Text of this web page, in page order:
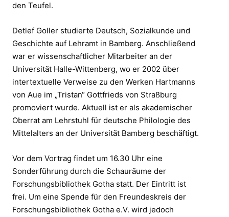
den Teufel.
Detlef Goller studierte Deutsch, Sozialkunde und
Geschichte auf Lehramt in Bamberg. Anschließend
war er wissenschaftlicher Mitarbeiter an der
Universität Halle-Wittenberg, wo er 2002 über
intertextuelle Verweise zu den Werken Hartmanns
von Aue im „Tristan“ Gottfrieds von Straßburg
promoviert wurde. Aktuell ist er als akademischer
Oberrat am Lehrstuhl für deutsche Philologie des
Mittelalters an der Universität Bamberg beschäftigt.
Vor dem Vortrag findet um 16.30 Uhr eine
Sonderführung durch die Schauräume der
Forschungsbibliothek Gotha statt. Der Eintritt ist
frei. Um eine Spende für den Freundeskreis der
Forschungsbibliothek Gotha e.V. wird jedoch